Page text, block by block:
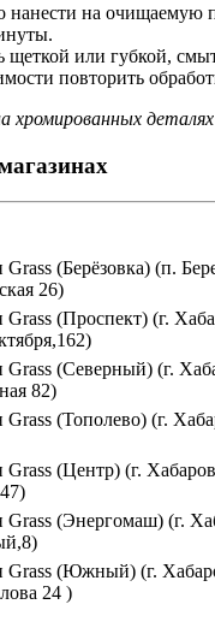
нанести на очищаемую
щеткой или губкой,
повторить
деталях
(Берёзовка) (п.
26)
Grass (Проспект) (г.
Grass (Северный) (г.
82)
Grass (Тополево) (г.
Grass (Центр) (г.
Grass (Энергомаш) (г.
Grass (Южный) (г.
24 )